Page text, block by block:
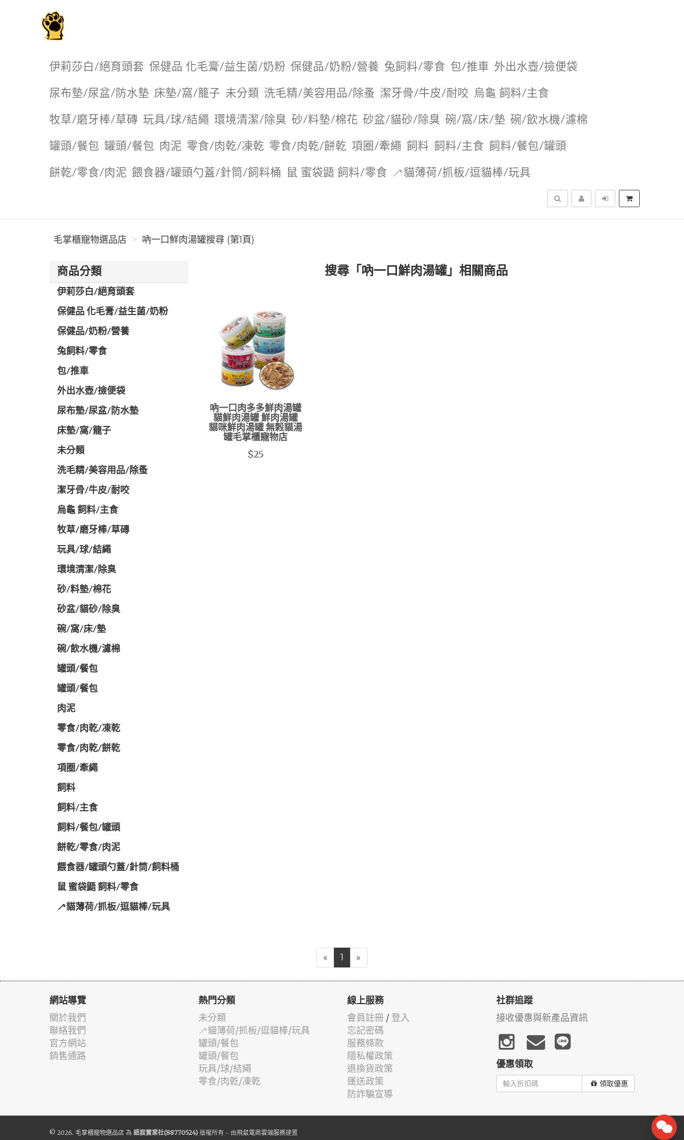
伊莉莎白/絕育頭套 保健品 化毛膏/益生菌/奶粉 保健品/奶粉/營養 兔飼料/零食 包/推車 外出水壺/撿便袋
尿布墊/尿盆/防水墊 ️床墊/窩/籠子 未分類 洗毛精/美容用品/除蚤 潔牙骨/牛皮/耐咬 烏龜 飼料/主食
牧草/磨牙棒/草磚 玩具/球/結繩 環境清潔/除臭 砂/料墊/棉花 砂盆/貓砂/除臭 碗/窩/床/墊 碗/飲水機/濾棉
罐頭/餐包 罐頭/餐包 肉泥 零食/肉乾/凍乾 零食/肉乾/餅乾 項圈/牽繩 飼料 飼料/主食 飼料/餐包/罐頭
餅乾/零食/肉泥 餵食器/罐頭勺蓋/針筒/飼料桶 鼠 蜜袋鼯 飼料/零食 🦯貓薄荷/抓板/逗貓棒/玩具
搜尋
毛掌櫃寵物選品店 吶一口鮮肉湯罐搜尋 (第1頁)
商品分類
伊莉莎白/絕育頭套
保健品 化毛膏/益生菌/奶粉
保健品/奶粉/營養
兔飼料/零食
包/推車
外出水壺/撿便袋
尿布墊/尿盆/防水墊
️床墊/窩/籠子
未分類
洗毛精/美容用品/除蚤
潔牙骨/牛皮/耐咬
烏龜 飼料/主食
牧草/磨牙棒/草磚
玩具/球/結繩
環境清潔/除臭
砂/料墊/棉花
砂盆/貓砂/除臭
碗/窩/床/墊
碗/飲水機/濾棉
罐頭/餐包
罐頭/餐包
肉泥
零食/肉乾/凍乾
零食/肉乾/餅乾
項圈/牽繩
飼料
飼料/主食
飼料/餐包/罐頭
餅乾/零食/肉泥
餵食器/罐頭勺蓋/針筒/飼料桶
鼠 蜜袋鼯 飼料/零食
🦯貓薄荷/抓板/逗貓棒/玩具
搜尋「吶一口鮮肉湯罐」相關商品
吶一口肉多多鮮肉湯罐
貓鮮肉湯罐 鮮肉湯罐
貓咪鮮肉湯罐 無榖貓湯
罐毛掌櫃寵物店
$25
« 1 »
網站導覽
關於我們
聯絡我們
官方網站
銷售通路
熱門分類
未分類
🦯貓薄荷/抓板/逗貓棒/玩具
罐頭/餐包
罐頭/餐包
玩具/球/結繩
零食/肉乾/凍乾
線上服務
會員註冊 / 登入
忘記密碼
服務條款
隱私權政策
退換貨政策
運送政策
防詐騙宣導
社群追蹤
接收優惠與新產品資訊
優惠領取
領取優惠
© 2026. 毛掌櫃寵物選品店 為 語宸實業社(88770524) 版權所有 - 由飛鼠電商雲端服務建置